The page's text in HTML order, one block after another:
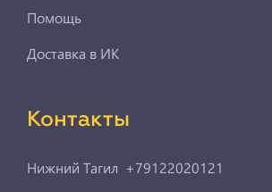
Помощь
Доставка в ИК
Контакты
Нижний Тагил +79122020121